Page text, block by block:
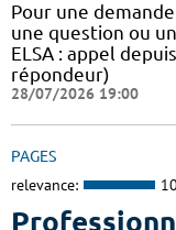
Pour une
une question ou
ELSA : appel
répondeur)
28/07/2026 19:00
PAGES
relevance: